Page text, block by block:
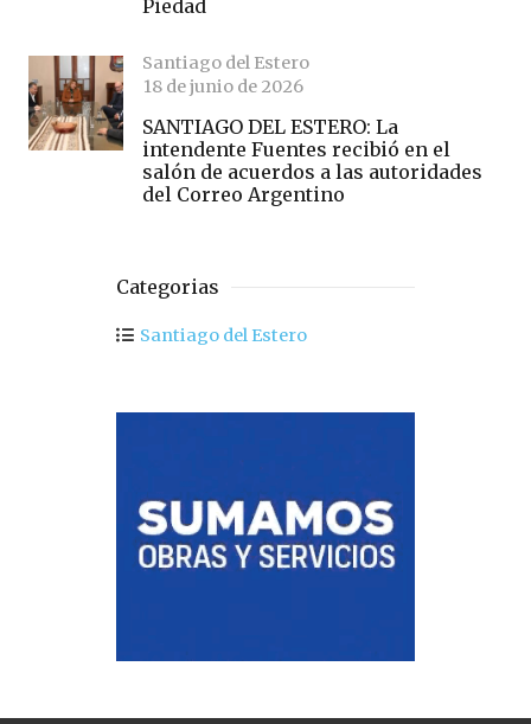
Piedad
Santiago del Estero
18 de junio de 2026
SANTIAGO DEL ESTERO: La
intendente Fuentes recibió en el
salón de acuerdos a las autoridades
del Correo Argentino
Categorias
Santiago del Estero